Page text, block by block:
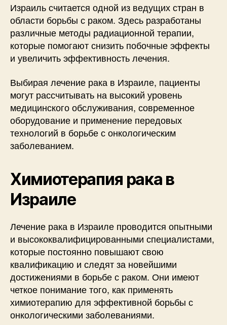
Израиль считается одной из ведущих стран в
области борьбы с раком. Здесь разработаны
различные методы радиационной терапии,
которые помогают снизить побочные эффекты
и увеличить эффективность лечения.
Выбирая лечение рака в Израиле, пациенты
могут рассчитывать на высокий уровень
медицинского обслуживания, современное
оборудование и применение передовых
технологий в борьбе с онкологическим
заболеванием.
Химиотерапия рака в
Израиле
Лечение рака в Израиле проводится опытными
и высококвалифицированными специалистами,
которые постоянно повышают свою
квалификацию и следят за новейшими
достижениями в борьбе с раком. Они имеют
четкое понимание того, как применять
химиотерапию для эффективной борьбы с
онкологическими заболеваниями.